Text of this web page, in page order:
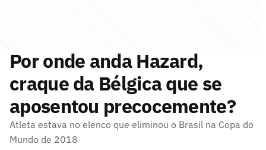
Por onde anda Hazard,
craque da Bélgica que se
aposentou precocemente?
Atleta estava no elenco que eliminou o Brasil na Copa do
Mundo de 2018